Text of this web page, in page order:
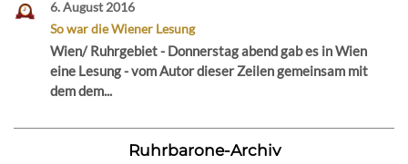
6. August 2016
So war die Wiener Lesung
Wien/ Ruhrgebiet - Donnerstag abend gab es in Wien
eine Lesung - vom Autor dieser Zeilen gemeinsam mit
dem dem...
Ruhrbarone-Archiv